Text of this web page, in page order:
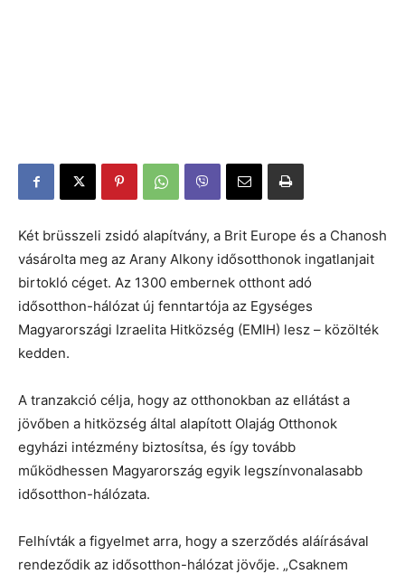
Két brüsszeli zsidó alapítvány, a Brit Europe és a Chanosh
vásárolta meg az Arany Alkony idősotthonok ingatlanjait
birtokló céget. Az 1300 embernek otthont adó
idősotthon-hálózat új fenntartója az Egységes
Magyarországi Izraelita Hitközség (EMIH) lesz – közölték
kedden.
A tranzakció célja, hogy az otthonokban az ellátást a
jövőben a hitközség által alapított Olajág Otthonok
egyházi intézmény biztosítsa, és így tovább
működhessen Magyarország egyik legszínvonalasabb
idősotthon-hálózata.
Felhívták a figyelmet arra, hogy a szerződés aláírásával
rendeződik az idősotthon-hálózat jövője. „Csaknem